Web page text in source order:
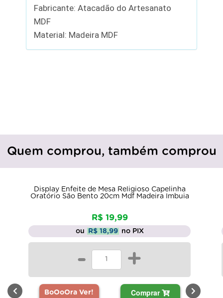
Fabricante: Atacadão do Artesanato
MDF
Material: Madeira MDF
Quem comprou, também comprou
Display Enfeite de Mesa Religioso Capelinha
Oratório São Bento 20cm Mdf Madeira Imbuia
R$ 19,99
ou R$ 18,99 no PIX
- +
BoOoOra Ver! Comprar